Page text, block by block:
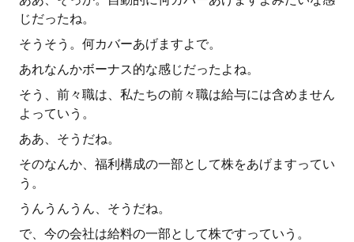
じだったね。
そうそう。何カバーあげますよで。
あれなんかボーナス的な感じだったよね。
そう、前々職は、私たちの前々職は給与には含めません
よっていう。
ああ、そうだね。
そのなんか、福利構成の一部として株をあげますってい
う。
うんうんうん、そうだね。
で、今の会社は給料の一部として株ですっていう。